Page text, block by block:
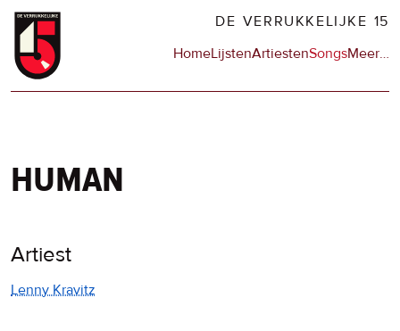
Overslaan
naar
DE VERRUKKELIJKE 15
Hoofdnavigatie
HomeLijstenArtiestenSongsMeerop
…
human
Artiest
Lenny Kravitz